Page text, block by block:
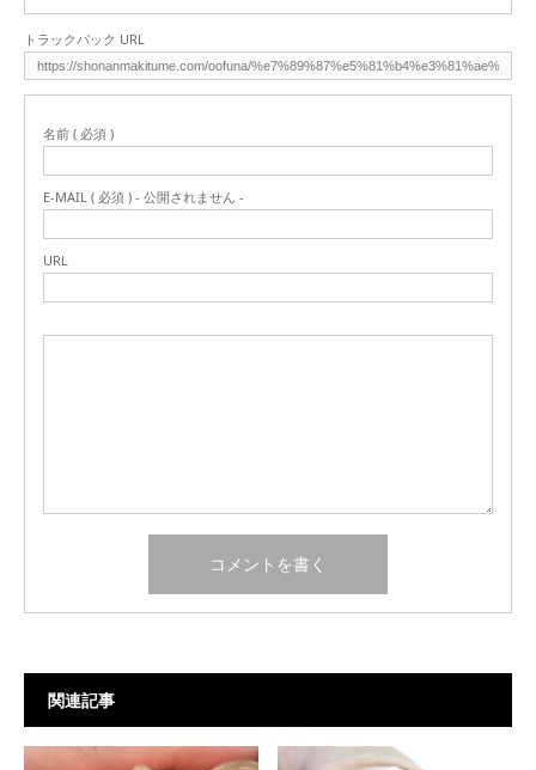
トラックバック URL
名前 ( 必須 )
E-MAIL ( 必須 ) - 公開されません -
URL
関連記事